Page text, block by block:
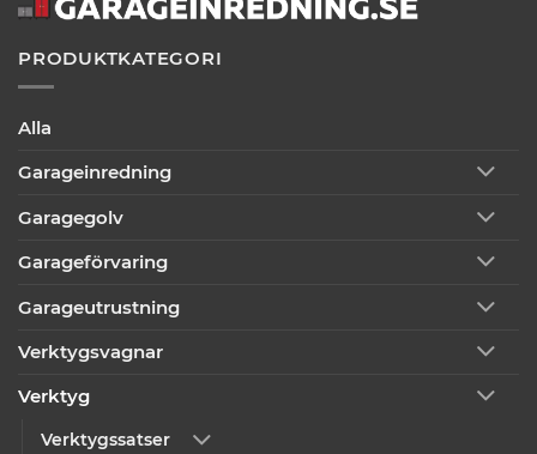
PRODUKTKATEGORI
Alla
Garageinredning
Garagegolv
Garageförvaring
Garageutrustning
Verktygsvagnar
Verktyg
Verktygssatser